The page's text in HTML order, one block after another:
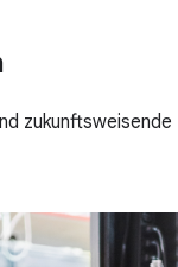
zukunftsweisende